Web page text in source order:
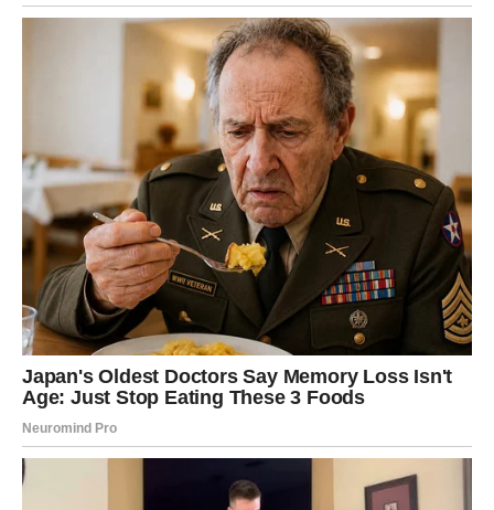
vezuje sastojke i daje zlatno-smeđu boju na površini.
Dobijenu smesu ravnomernoprelij preko mesa i
. Nema potrebe da mešaš – smesa će se lepo
rasporediti prilikom ponovnog pečenja.
Sada vrati posudu u rernu, alibez poklopca
. Temperatura
se sada smanjuje na
180°C , a pečenje traje još
15 do 20
minuta , dok površina ne dobijezlatno-rumenu koricu
Kada izvučeš iz rerne, ostavi jelo da odmori nekoliko
minuta pre serviranja – biće još ukusnije!
Saveti za serviranje i dodatke
kompletno
da može stajati samo, ali